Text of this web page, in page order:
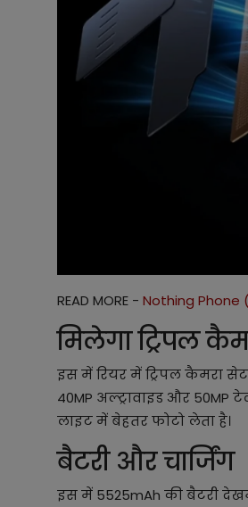
READ MORE - Nothing
मिलेगा ट्रिपल
इस में रियर में ट्रिपल कैमरा
40MP अल्ट्रावाइड और
लाइट में बेहतर फोटो लेता है।
बैटरी और चार्जिंग
इस में 5525mAh की बैटरी